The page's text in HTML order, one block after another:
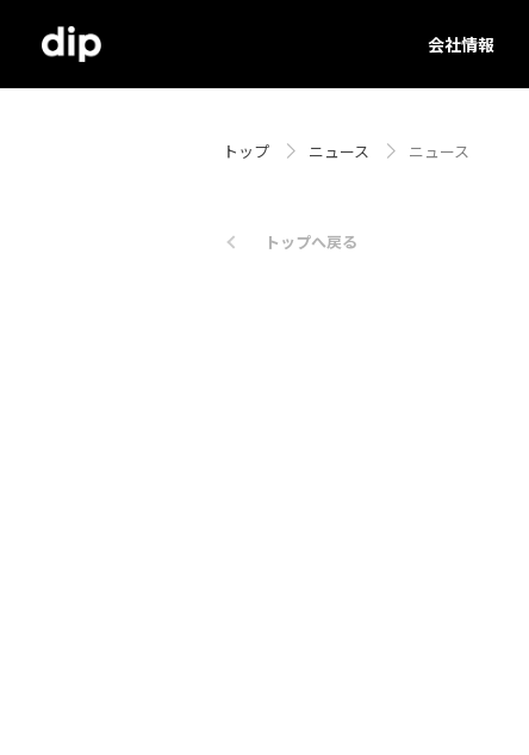
会社情報
トップ ニュース ニュース
トップへ戻る